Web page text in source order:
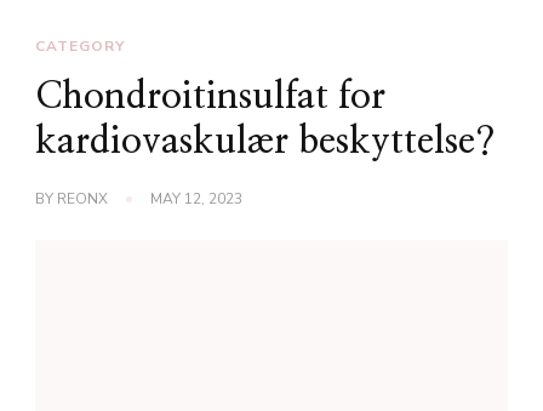
CATEGORY
Chondroitinsulfat for
kardiovaskulær beskyttelse?
BY REONX MAY 12, 2023